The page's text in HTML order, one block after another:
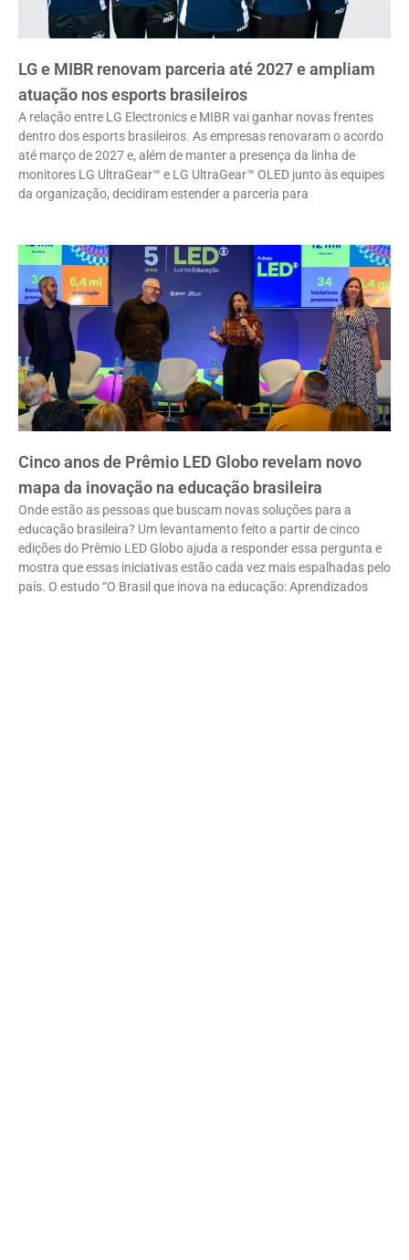
LG e MIBR renovam parceria até 2027 e ampliam
atuação nos esports brasileiros
A relação entre LG Electronics e MIBR vai ganhar novas frentes
dentro dos esports brasileiros. As empresas renovaram o acordo
até março de 2027 e, além de manter a presença da linha de
monitores LG UltraGear™ e LG UltraGear™ OLED junto às equipes
da organização, decidiram estender a parceria para
Cinco anos de Prêmio LED Globo revelam novo
mapa da inovação na educação brasileira
Onde estão as pessoas que buscam novas soluções para a
educação brasileira? Um levantamento feito a partir de cinco
edições do Prêmio LED Globo ajuda a responder essa pergunta e
mostra que essas iniciativas estão cada vez mais espalhadas pelo
país. O estudo “O Brasil que inova na educação: Aprendizados